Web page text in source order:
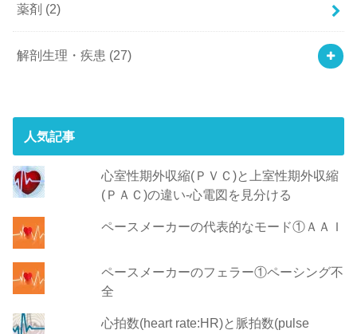
薬剤 (2)
解剖生理・疾患 (27)
人気記事
心室性期外収縮(ＰＶＣ)と上室性期外収縮
(ＰＡＣ)の違い-心電図を見分ける
ペースメーカーの代表的なモード①ＡＡＩ
ペースメーカーのフェラー①ペーシング不
全
心拍数(heart rate:HR)と脈拍数(pulse